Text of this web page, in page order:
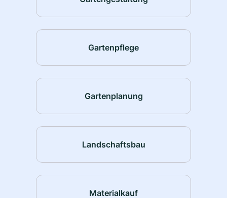
Gartenpflege
Gartenplanung
Landschaftsbau
Materialkauf